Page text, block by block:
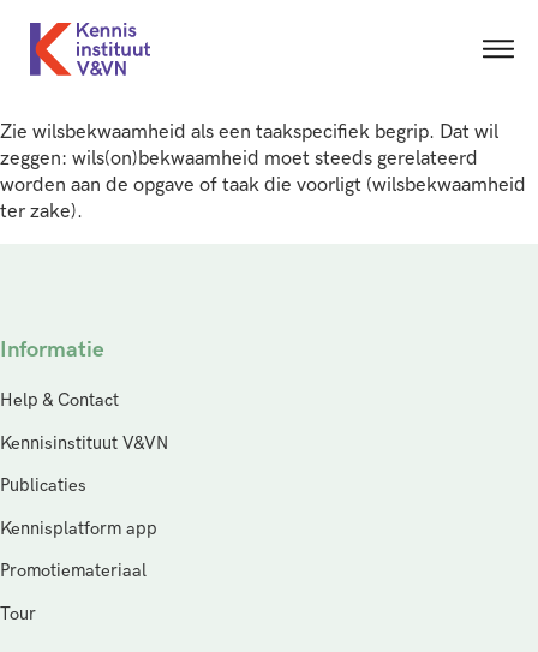
Zie wilsbekwaamheid als een taakspecifiek begrip. Dat wil
zeggen: wils(on)bekwaamheid moet steeds gerelateerd
worden aan de opgave of taak die voorligt (wilsbekwaamheid
ter zake).
Informatie
Help & Contact
Kennisinstituut V&VN
Publicaties
Kennisplatform app
Promotiemateriaal
Tour